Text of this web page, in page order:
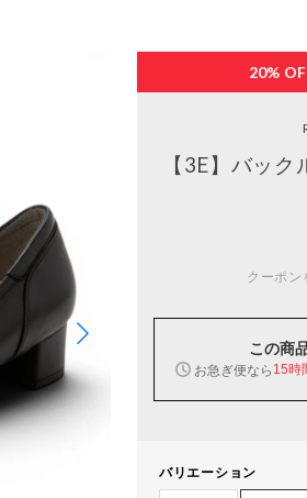
20%
【3E】バッ
クーポ
この商
お急ぎ便なら 15時
バリエーション